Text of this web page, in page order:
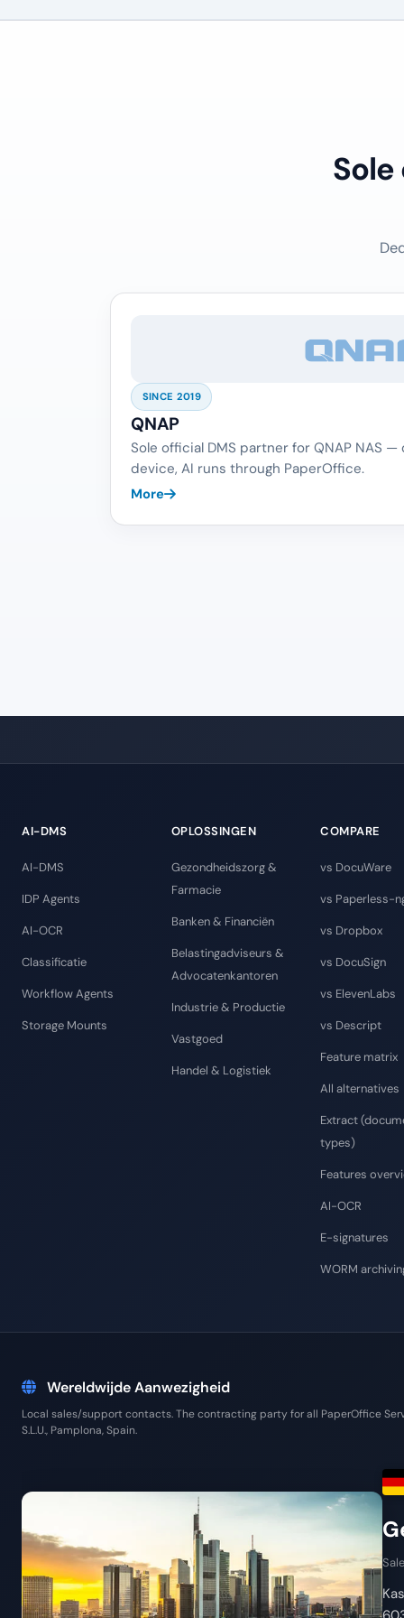
SINCE 2019
QNAP
Sole official DMS partner for QNAP NAS
device, AI runs through PaperOffice.
More
AI-DMS
AI-DMS
IDP Agents
AI-OCR
Classificatie
Workflow Agents
Storage Mounts
OPLOSSINGEN
Gezondheidszorg &
Farmacie
Banken & Financiën
Belastingadviseurs &
Advocatenkantoren
Industrie & Productie
Vastgoed
Handel & Logistiek
COMPARE
vs DocuWare
vs Paperless-
vs Dropbox
vs DocuSign
vs ElevenLabs
vs Descript
Feature matrix
All alternatives
Extract
types)
Features
AI-OCR
E-signatures
WORM
Wereldwijde Aanwezigheid
Local sales/support contacts. The contracting party for all PaperOffice
S.L.U., Pamplona, Spain.